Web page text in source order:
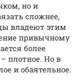
но и
сложнее,
владеют этим
привычному
более
плотное. Но в
и обаятельное.